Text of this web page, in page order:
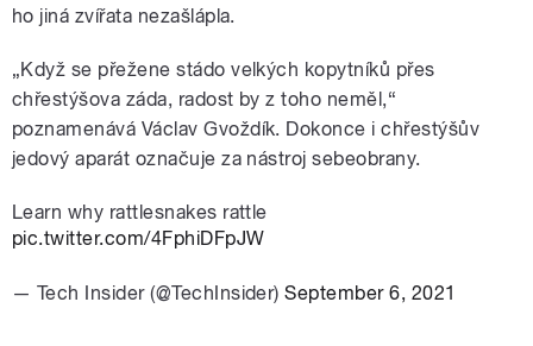
ho jiná zvířata nezašlápla.
„Když se přežene stádo velkých kopytníků přes
chřestýšova záda, radost by z toho neměl,“
poznamenává Václav Gvoždík. Dokonce i chřestýšův
jedový aparát označuje za nástroj sebeobrany.
Learn why rattlesnakes rattle
pic.twitter.com/4FphiDFpJW
— Tech Insider (@TechInsider)September 6, 2021